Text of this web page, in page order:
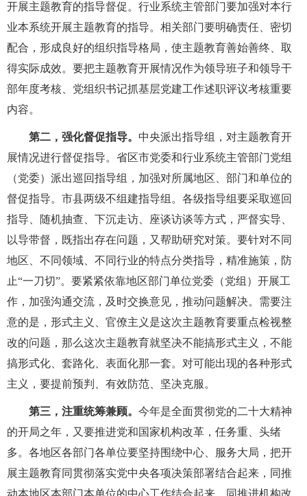
开展主题教育的指导督促。行业系统主管部门要加强对本行
业本系统开展主题教育的指导。相关部门要明确责任、密切
配合，形成良好的组织指导格局，使主题教育善始善终、取
得实际成效。要把主题教育开展情况作为领导班子和领导干
部年度考核、党组织书记抓基层党建工作述职评议考核重要
内容。
第二，强化督促指导。 中央派出指导组，对主题教育开
展情况进行督促指导。省区市党委和行业系统主管部门党组
（党委）派出巡回指导组，加强对所属地区、部门和单位的
督促指导。市县两级不组建指导组。各级指导组要采取巡回
指导、随机抽查、下沉走访、座谈访谈等方式，严督实导、
以导带督，既指出存在问题，又帮助研究对策。要针对不同
地区、不同领域、不同行业的特点分类指导，精准施策，防
止“一刀切”。要紧紧依靠地区部门单位党委（党组）开展工
作，加强沟通交流，及时交换意见，推动问题解决。需要注
意的是，形式主义、官僚主义是这次主题教育要重点检视整
改的问题，那么这次主题教育就坚决不能搞形式主义，不能
搞形式化、套路化、表面化那一套。对可能出现的各种形式
主义，要提前预判、有效防范、坚决克服。
第三，注重统筹兼顾。 今年是全面贯彻党的二十大精神
的开局之年，又要推进党和国家机构改革，任务重、头绪
多。各地区各部门各单位要坚持围绕中心、服务大局，把开
展主题教育同贯彻落实党中央各项决策部署结合起来，同推